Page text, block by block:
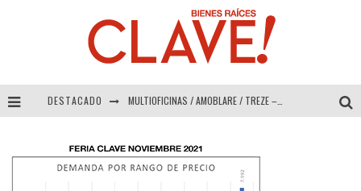
DESTACADO MULTIOFICINAS / AMOBLARE / TREZE – Especial Interiorismo & Decoración 2026